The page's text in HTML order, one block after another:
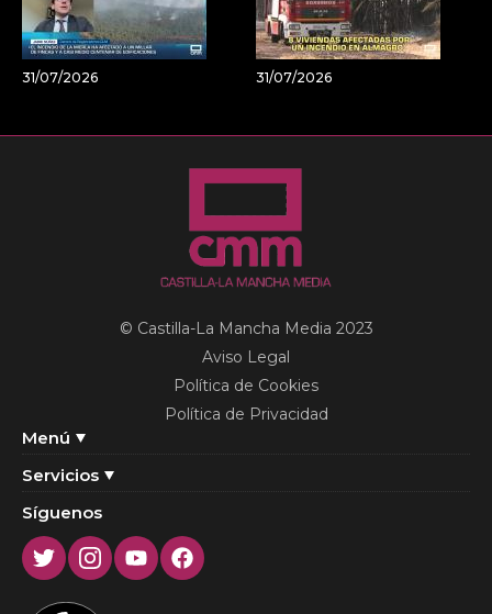
31/07/2026 31/07/2026
Menú
Servicios
© Castilla-La Mancha Media 2023
Aviso Legal
Política de Cookies
Política de Privacidad
Síguenos
TwitterInstagram
YoutubeFacebook